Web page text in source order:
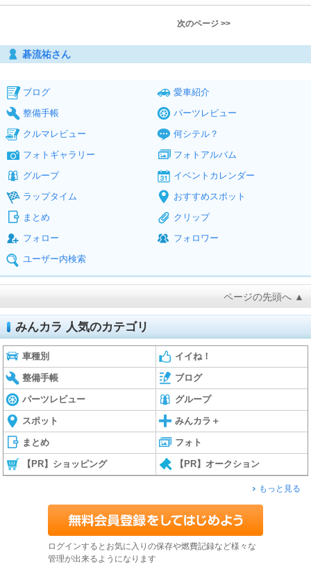
次のページ >>
碁流祐さん
ブログ
愛車紹介
整備手帳
パーツレビュー
クルマレビュー
何シテル？
フォトギャラリー
フォトアルバム
グループ
イベントカレンダー
ラップタイム
おすすめスポット
まとめ
クリップ
フォロー
フォロワー
ユーザー内検索
ページの先頭へ ▲
みんカラ 人気のカテゴリ
車種別 イイね！
整備手帳 ブログ
パーツレビュー グループ
スポット みんカラ＋
まとめ フォト
【PR】ショッピング 【PR】オークション
もっと見る
ログインするとお気に入りの保存や燃費記録など様々な
管理が出来るようになります